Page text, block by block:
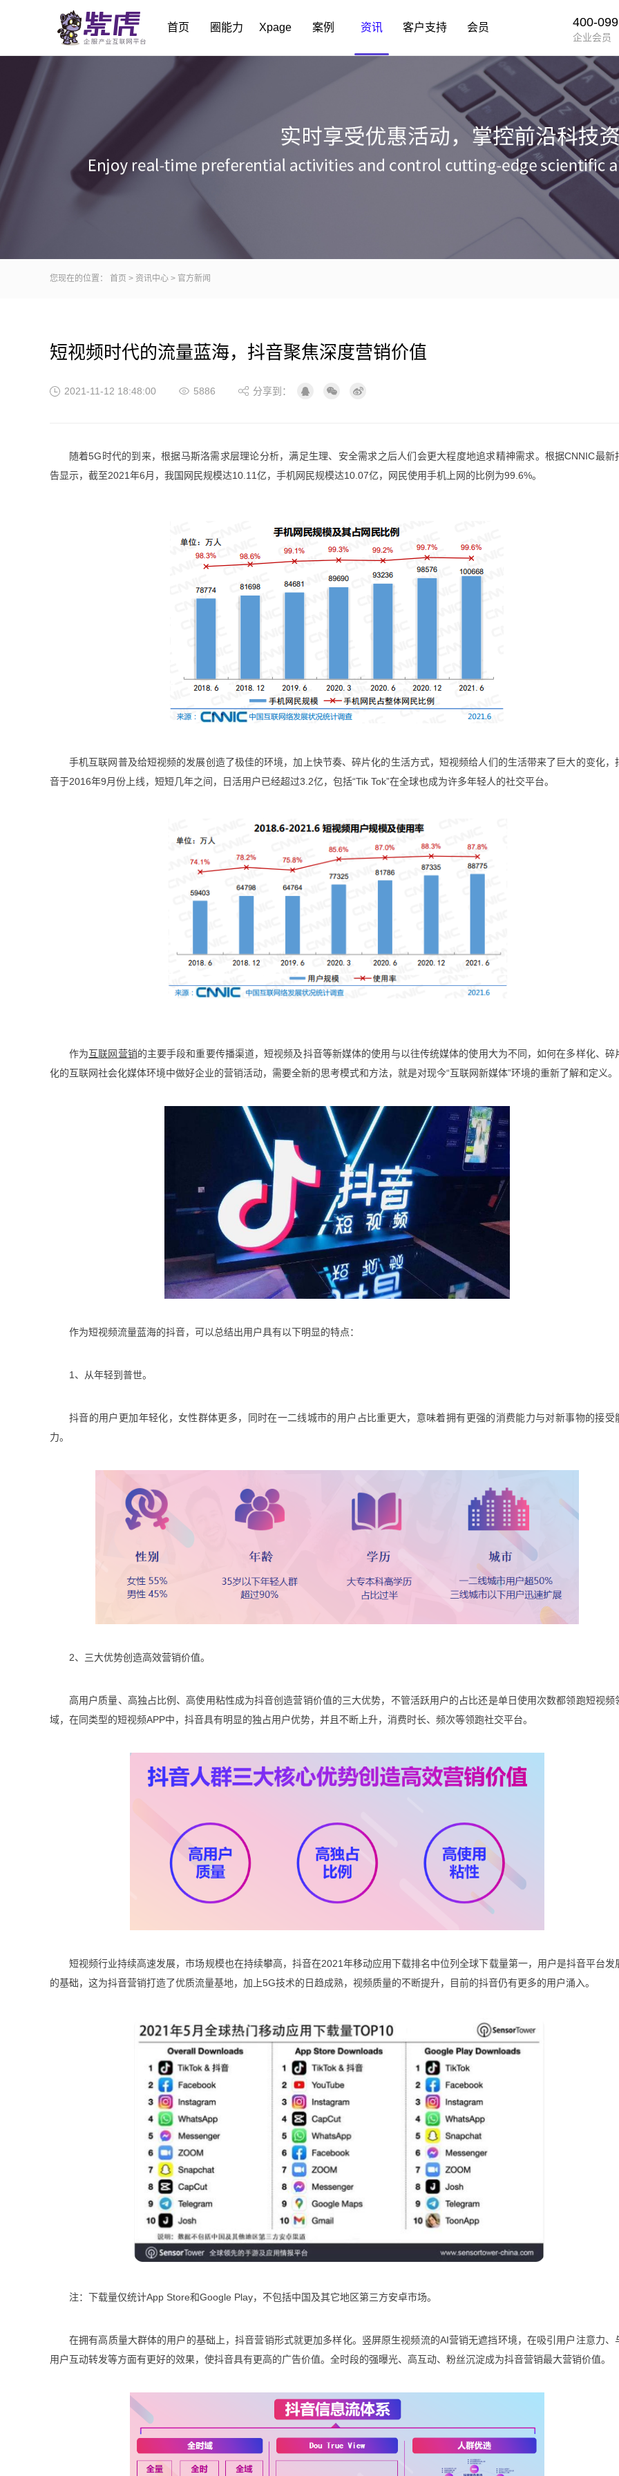
首页 圈能力 Xpage 案例 资讯 客户支持 会员 400-
企业会员
您现在的位置： 首页 > 资讯中心 > 官方新闻
短视频时代的流量蓝海，抖音聚焦深度营销价值
2021-11-12 18:48:00 5886 分享到：
随着5G时代的到来，根据马斯洛需求层理论分析，满足生理、安全需求之后人们会更大程度地追求精神需求。根据CNNIC最新
告显示，截至2021年6月，我国网民规模达10.11亿，手机网民规模达10.07亿，网民使用手机上网的比例为99.6%。
手机互联网普及给短视频的发展创造了极佳的环境，加上快节奏、碎片化的生活方式，短视频给人们的生活带来了巨大的变化，
音于2016年9月份上线，短短几年之间，日活用户已经超过3.2亿，包括“Tik Tok”在全球也成为许多年轻人的社交平台。
作为互联网营销的主要手段和重要传播渠道，短视频及抖音等新媒体的使用与以往传统媒体的使用大为不同，如何在多样化、碎
化的互联网社会化媒体环境中做好企业的营销活动，需要全新的思考模式和方法，就是对现今“互联网新媒体”环境的重新了解和定义。
作为短视频流量蓝海的抖音，可以总结出用户具有以下明显的特点：
1、从年轻到普世。
抖音的用户更加年轻化，女性群体更多，同时在一二线城市的用户占比重更大，意味着拥有更强的消费能力与对新事物的接受
力。
2、三大优势创造高效营销价值。
高用户质量、高独占比例、高使用粘性成为抖音创造营销价值的三大优势，不管活跃用户的占比还是单日使用次数都领跑短视频
域，在同类型的短视频APP中，抖音具有明显的独占用户优势，并且不断上升，消费时长、频次等领跑社交平台。
短视频行业持续高速发展，市场规模也在持续攀高，抖音在2021年移动应用下载排名中位列全球下载量第一，用户是抖音平台发
的基础，这为抖音营销打造了优质流量基地，加上5G技术的日趋成熟，视频质量的不断提升，目前的抖音仍有更多的用户涌入。
注：下载量仅统计App Store和Google Play，不包括中国及其它地区第三方安卓市场。
在拥有高质量大群体的用户的基础上，抖音营销形式就更加多样化。竖屏原生视频流的AI营销无遮挡环境，在吸引用户注意力、
用户互动转发等方面有更好的效果，使抖音具有更高的广告价值。全时段的强曝光、高互动、粉丝沉淀成为抖音营销最大营销价值。